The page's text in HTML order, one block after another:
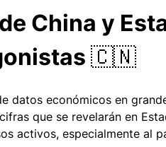
China y
🇨🇳
datos económicos en
que se revelarán en
activos, especialmente al